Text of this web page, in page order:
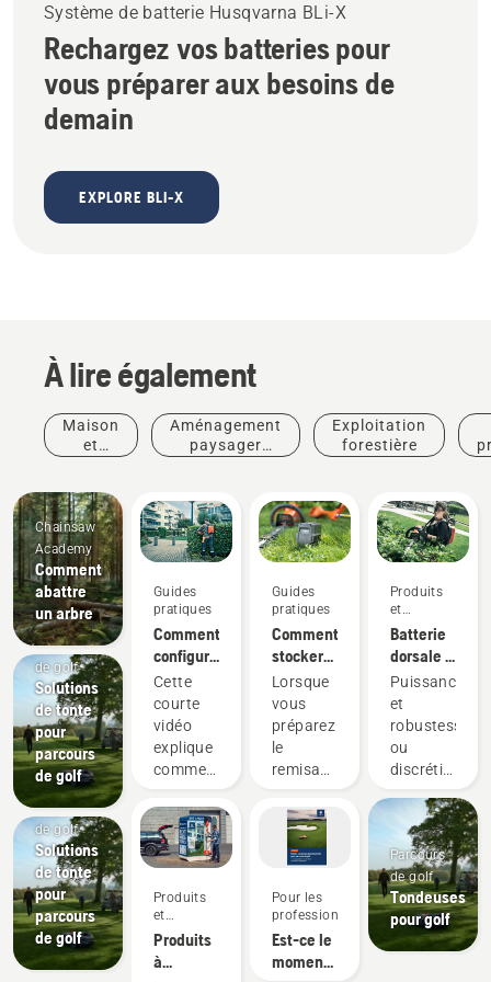
Système de batterie Husqvarna BLi-X
Rechargez vos batteries pour
vous préparer aux besoins de
demain
EXPLORE BLI-X
À lire également
Maison
et
Aménagement
paysager
Exploitation
forestière
Chainsaw
Academy
Comment
abattre
un arbre
Parcours
de golf
Solutions
de tonte
pour
parcours
de golf
Parcours
de golf
Solutions
de tonte
pour
parcours
de golf
Guides
pratiques
Comment
configurer
et
installer
correctement
la
batterie
Cette
courte
vidéo
explique
comment
et régler
la
batterie
utilisée
conjointement
avec les
produits
Produits
et
innovations
Produits
à
Guides
pratiques
Comment
stocker
votre
batterie
Husqvarna
pendant
l'hiver
Lorsque
vous
préparez
le
remisage
de vos
batteries,
il y a
éléments
à
prendre
en
Pour les
professionnels
Est-ce le
moment
Produits
et
innovations
Batterie
dorsale :
Une
révolution
pour les
outils
électriques
sur
batterie
Puissance
et
robustesse,
ou
discrétion
durabilité ?
Avec
notre
solution
de
batterie
dorsale,
Parcours
de golf
Tondeuses
pour golf